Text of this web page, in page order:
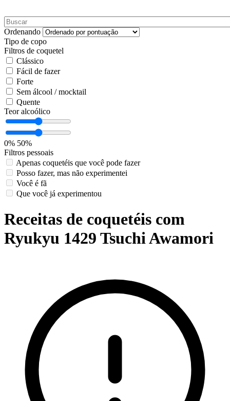
Ordenando
Tipo de copo
Filtros de coquetel
Clássico
Fácil de fazer
Forte
Sem álcool / mocktail
Quente
Teor alcoólico
0% 50%
Filtros pessoais
Apenas coquetéis que você pode fazer
Posso fazer, mas não experimentei
Você é fã
Que você já experimentou
Receitas de coquetéis com
Ryukyu 1429 Tsuchi Awamori